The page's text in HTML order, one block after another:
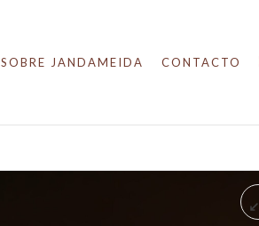
SOBRE JANDAMEIDA CONTACTO